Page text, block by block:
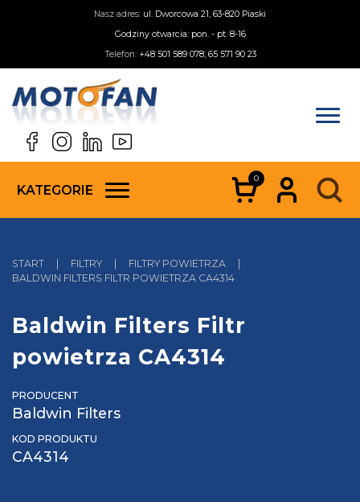
Nasz adres: ul. Dworcowa 21, 63-820 Piaski
Godziny otwarcia: pon. - pt. 8-16
Telefon: +48 501 589 078; 65 571 90 23
KATEGORIE
0
START | FILTRY | FILTRY POWIETRZA
|
BALDWIN FILTERS FILTR POWIETRZA CA4314
Baldwin Filters Filtr
powietrza CA4314
PRODUCENT
Baldwin Filters
KOD PRODUKTU
CA4314